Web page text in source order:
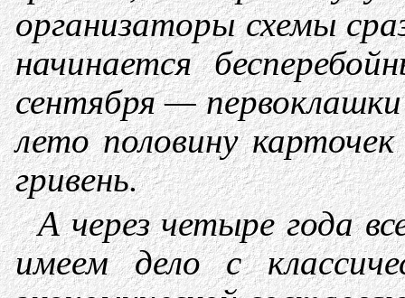
организаторы схемы
начинается
сентября —
лето половину
гривень.
А через четыре года
имеем дело с